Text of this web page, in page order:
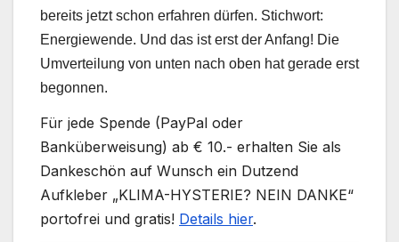
bereits jetzt schon erfahren dürfen. Stichwort:
Energiewende. Und das ist erst der Anfang! Die
Umverteilung von unten nach oben hat gerade erst
begonnen.
Für jede Spende (PayPal oder
Banküberweisung) ab € 10.- erhalten Sie als
Dankeschön auf Wunsch ein Dutzend
Aufkleber „KLIMA-HYSTERIE? NEIN DANKE“
portofrei und gratis! Details hier.